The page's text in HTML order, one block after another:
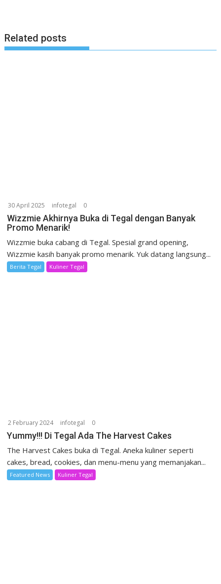
Related posts
30 April 2025 infotegal 0
Wizzmie Akhirnya Buka di Tegal dengan Banyak
Promo Menarik!
Wizzmie buka cabang di Tegal. Spesial grand opening,
Wizzmie kasih banyak promo menarik. Yuk datang langsung...
Berita Tegal Kuliner Tegal
2 February 2024 infotegal 0
Yummy!!! Di Tegal Ada The Harvest Cakes
The Harvest Cakes buka di Tegal. Aneka kuliner seperti
cakes, bread, cookies, dan menu-menu yang memanjakan...
Featured News Kuliner Tegal